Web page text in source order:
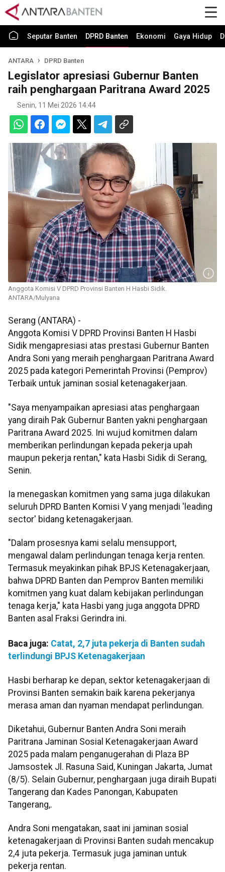
Seputar Banten DPRD Banten Ekonomi Gaya Hidup
ANTARA DPRD Banten
Legislator apresiasi Gubernur Banten
raih penghargaan Paritrana Award 2025
Senin, 11 Mei 2026 14:44
Anggota Komisi V DPRD Provinsi Banten H Hasbi Sidik.
ANTARA/Mulyana
Serang (ANTARA) -
Anggota Komisi V DPRD Provinsi Banten H Hasbi
Sidik mengapresiasi atas prestasi Gubernur Banten
Andra Soni yang meraih penghargaan Paritrana Award
2025 pada kategori Pemerintah Provinsi (Pemprov)
Terbaik untuk jaminan sosial ketenagakerjaan.
"Saya menyampaikan apresiasi atas penghargaan
yang diraih Pak Gubernur Banten yakni penghargaan
Paritrana Award 2025. Ini wujud komitmen dalam
memberikan perlindungan kepada pekerja upah
maupun pekerja rentan," kata Hasbi Sidik di Serang,
Senin.
Ia menegaskan komitmen yang sama juga dilakukan
seluruh DPRD Banten Komisi V yang menjadi 'leading
sector' bidang ketenagakerjaan.
"Dalam prosesnya kami selalu mensupport,
mengawal dalam perlindungan tenaga kerja renten.
Termasuk meyakinkan pihak BPJS Ketenagakerjaan,
bahwa DPRD Banten dan Pemprov Banten memiliki
komitmen yang kuat dalam kebijakan perlindungan
tenaga kerja," kata Hasbi yang juga anggota DPRD
Banten asal Fraksi Gerindra ini.
Baca juga: Catat, 2,7 juta pekerja di Banten sudah
terlindungi BPJS Ketenagakerjaan
Hasbi berharap ke depan, sektor ketenagakerjaan di
Provinsi Banten semakin baik karena pekerjanya
merasa aman dan nyaman mendapat perlindungan.
Diketahui, Gubernur Banten Andra Soni meraih
Paritrana Jaminan Sosial Ketenagakerjaan Award
2025 pada malam penganugerahan di Plaza BP
Jamsostek Jl. Rasuna Said, Kuningan Jakarta, Jumat
(8/5). Selain Gubernur, penghargaan juga diraih Bupati
Tangerang dan Kades Panongan, Kabupaten
Tangerang,.
Andra Soni mengatakan, saat ini jaminan sosial
ketenagakerjaan di Provinsi Banten sudah mencakup
2,4 juta pekerja. Termasuk juga jaminan untuk
pekerja rentan.